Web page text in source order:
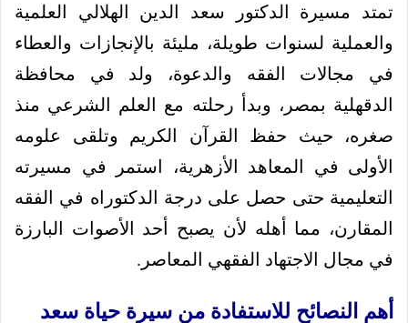
تمتد مسيرة الدكتور سعد الدين الهلالي العلمية
والعملية لسنوات طويلة، مليئة بالإنجازات والعطاء
في مجالات الفقه والدعوة، ولد في محافظة
الدقهلية بمصر، وبدأ رحلته مع العلم الشرعي منذ
صغره، حيث حفظ القرآن الكريم وتلقى علومه
الأولى في المعاهد الأزهرية، استمر في مسيرته
التعليمية حتى حصل على درجة الدكتوراه في الفقه
المقارن، مما أهله لأن يصبح أحد الأصوات البارزة
في مجال الاجتهاد الفقهي المعاصر.
أهم النصائح للاستفادة من سيرة حياة سعد